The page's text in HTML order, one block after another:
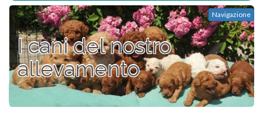
Navigazione
I cani del nostro
allevamento